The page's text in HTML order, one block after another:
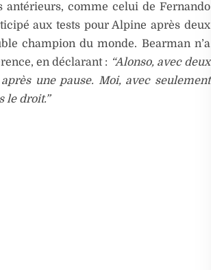
antérieurs, comme celui de Fernando
aux tests pour Alpine après deux
champion du monde. Bearman n’a
en déclarant : “Alonso, avec deux
une pause. Moi, avec seulement
le droit.”